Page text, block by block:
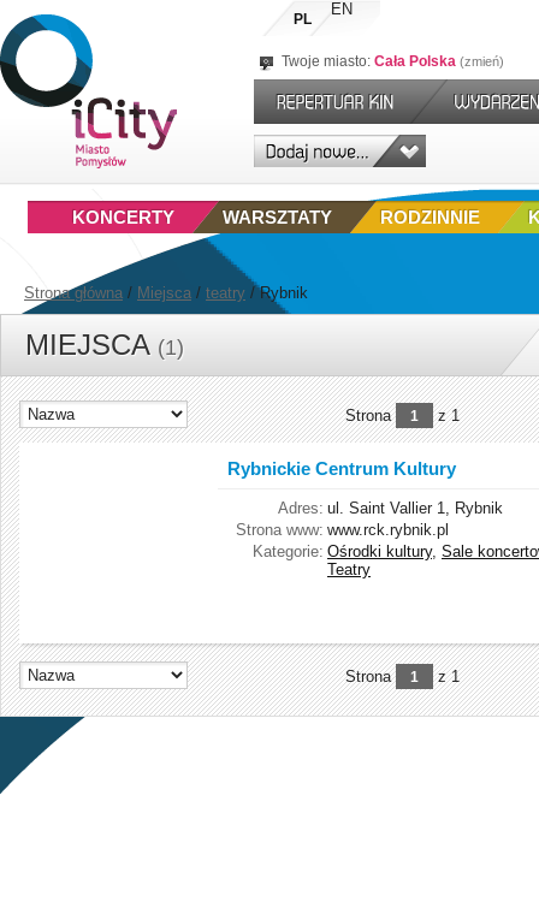
PL
EN
Twoje miasto: Cała Polska zmień
RODZINNIE
WARSZTATY
KONCERTY
Strona główna / Miejsca / teatry /Rybnik
MIEJSCA (1)
Strona 1 z 1
Rybnickie Centrum Kultury
Adres: ul. Saint Vallier 1, Rybnik
Strona www: www.rck.rybnik.pl
Kategorie: Ośrodki kultury, Sale
Teatry
Strona 1 z 1